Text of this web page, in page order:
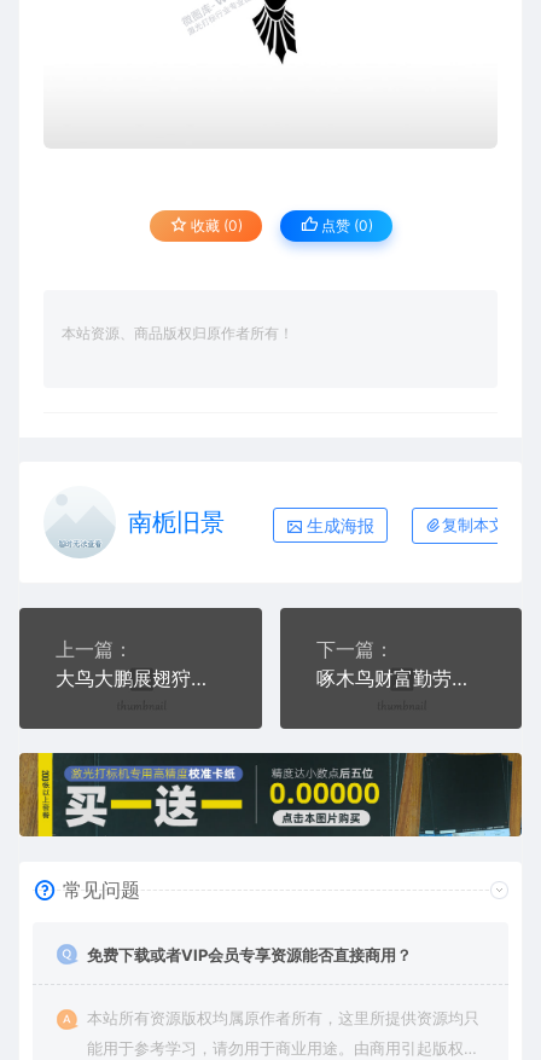
收藏 (0) 点赞 (0)
本站资源、商品版权归原作者所有！
南栀旧景 生成海报 复制本文链接
上一篇：
大鸟大鹏展翅狩猎鸟类AI8.0格式激光打标文件通用矢量图
下一篇：
啄木鸟财富勤劳健康AI8.0格式激光打标文件通用矢量图
常见问题
免费下载或者VIP会员专享资源能否直接商用？
本站所有资源版权均属原作者所有，这里所提供资源均只
能用于参考学习，请勿用于商业用途。由商用引起版权纠